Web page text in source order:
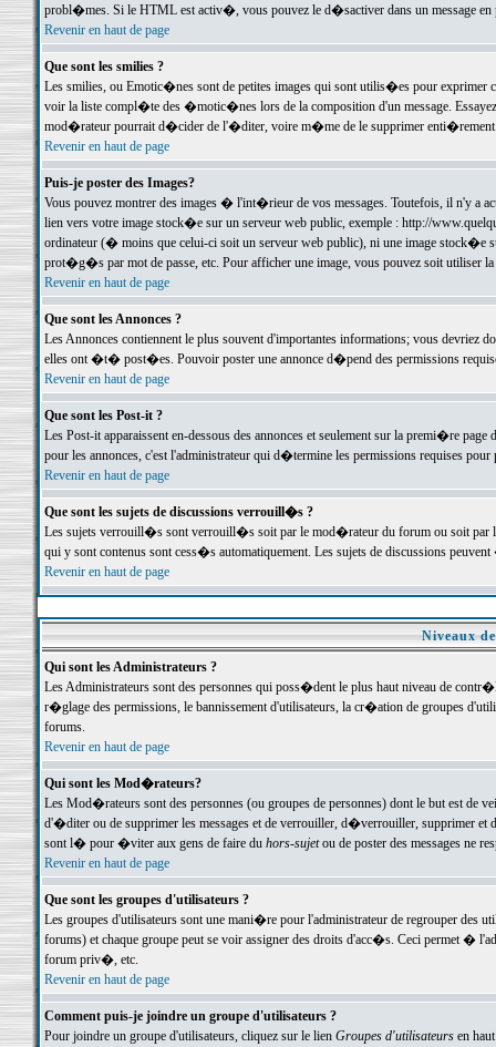
probl�mes. Si le HTML est activ�, vous pouvez le d�sactiver dans un message en
Revenir en haut de page
Que sont les smilies ?
Les smilies, ou Emotic�nes sont de petites images qui sont utilis�es pour exprimer
voir la liste compl�te des �motic�nes lors de la composition d'un message.
mod�rateur pourrait d�cider de l'�diter, voire m�me de le supprimer
Revenir en haut de page
Puis-je poster des Images?
Vous pouvez montrer des images � l'int�rieur de vos messages. Toutefois, il n'y a
lien vers votre image stock�e sur un serveur web public, exemple : http://
ordinateur (� moins que celui-ci soit un serveur web public), ni une image stock�e
prot�g�s par mot de passe, etc. Pour afficher une image, vous pouvez soit
Revenir en haut de page
Que sont les Annonces ?
Les Annonces contiennent le plus souvent d'importantes informations; vous devriez
elles ont �t� post�es. Pouvoir poster une annonce d�pend des permissions
Revenir en haut de page
Que sont les Post-it ?
Les Post-it apparaissent en-dessous des annonces et seulement sur la premi�re
pour les annonces, c'est l'administrateur qui d�termine les permissions requises pour
Revenir en haut de page
Que sont les sujets de discussions verrouill�s ?
Les sujets verrouill�s sont verrouill�s soit par le mod�rateur du forum ou soit par
qui y sont contenus sont cess�s automatiquement. Les sujets de discussions
Revenir en haut de page
Niveaux
Qui sont les Administrateurs ?
Les Administrateurs sont des personnes qui poss�dent le plus haut niveau de
r�glage des permissions, le bannissement d'utilisateurs, la cr�ation de groupes
forums.
Revenir en haut de page
Qui sont les Mod�rateurs?
Les Mod�rateurs sont des personnes (ou groupes de personnes) dont le but est de
d'�diter ou de supprimer les messages et de verrouiller, d�verrouiller, supprimer
sont l� pour �viter aux gens de faire du hors-sujetou de poster des messages ne
Revenir en haut de page
Que sont les groupes d'utilisateurs ?
Les groupes d'utilisateurs sont une mani�re pour l'administrateur de regrouper des
forums) et chaque groupe peut se voir assigner des droits d'acc�s. Ceci permet
forum priv�, etc.
Revenir en haut de page
Comment puis-je joindre un groupe d'utilisateurs ?
Pour joindre un groupe d'utilisateurs, cliquez sur le lien Groupes d'utilisateursen haut